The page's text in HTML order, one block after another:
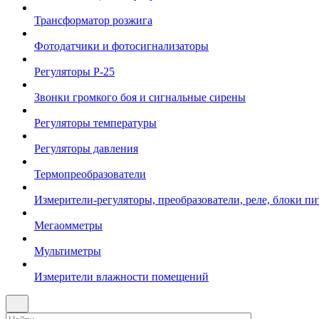
Трансформатор розжига
Фотодатчики и фотосигнализаторы
Регуляторы Р-25
Звонки громкого боя и сигнальные сирены
Регуляторы температуры
Регуляторы давления
Термопреобразователи
Измерители-регуляторы, преобразователи, реле, блоки
Мегаомметры
Мультиметры
Измерители влажности помещений